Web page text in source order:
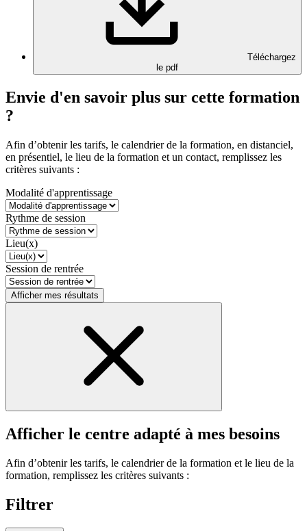
Téléchargez
le pdf
Envie d'en savoir plus sur cette formation
?
Afin d’obtenir les tarifs, le calendrier de la formation, en distanciel,
en présentiel, le lieu de la formation et un contact, remplissez les
critères suivants :
Modalité d'apprentissage
Rythme de session
Lieu(x)
Session de rentrée
Afficher mes résultats
Afficher le centre adapté à mes besoins
Afin d’obtenir les tarifs, le calendrier de la formation et le lieu de la
formation, remplissez les critères suivants :
Filtrer